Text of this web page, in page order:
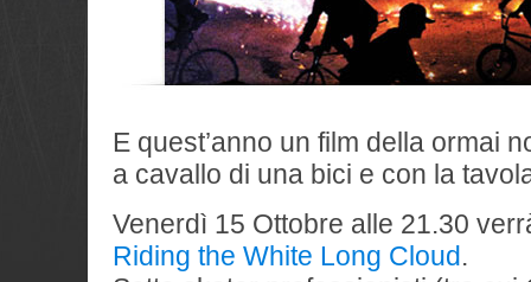
E quest’anno un film della ormai
a cavallo di una bici e con la
Venerdì 15 Ottobre alle 21.30
Riding the White Long Cloud.